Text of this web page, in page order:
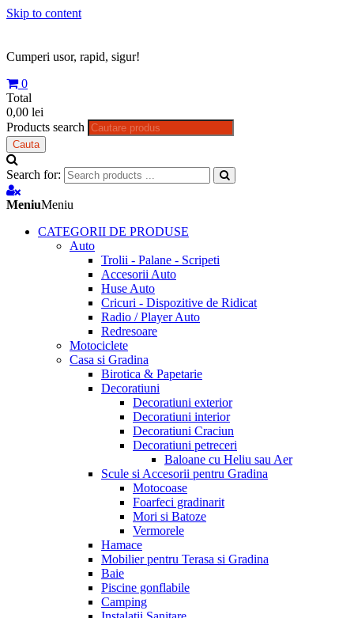
Skip to content
Cumperi usor, rapid, sigur!
0
Total
0,00 lei
Products search
Cauta
Search for:
MeniuMeniu
CATEGORII DE PRODUSE
Auto
Trolii - Palane - Scripeti
Accesorii Auto
Huse Auto
Cricuri - Dispozitive de Ridicat
Radio / Player Auto
Redresoare
Motociclete
Casa si Gradina
Birotica & Papetarie
Decoratiuni
Decoratiuni exterior
Decoratiuni interior
Decoratiuni Craciun
Decoratiuni petreceri
Baloane cu Heliu sau Aer
Scule si Accesorii pentru Gradina
Motocoase
Foarfeci gradinarit
Mori si Batoze
Vermorele
Hamace
Mobilier pentru Terasa si Gradina
Baie
Piscine gonflabile
Camping